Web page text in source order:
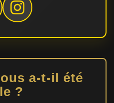
a-t-il été
?